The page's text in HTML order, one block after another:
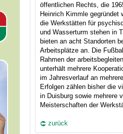
öffentlichen Rechts, die
Heinrich Kimmle
die Werkstätten für
und Wasserturm stehen in
bieten an acht Standorten
Arbeitsplätze an. Die
Rahmen der
unterhält mehrere
im Jahresverlauf an
Erfolgen zählen bisher die
in Duisburg sowie mehrere
Meisterschaften der
zurück